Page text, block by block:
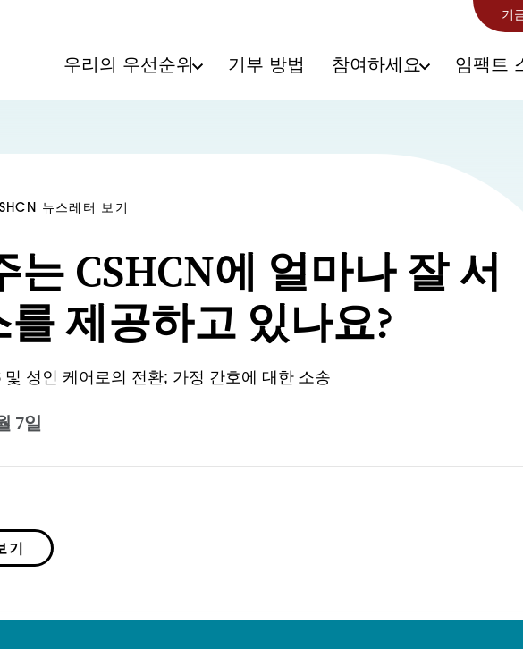
기
우리의 우선순위 기부 방법 참여하세요 임팩트
뉴스레터 보기
는 CSHCN에 얼마나 잘 서
를 제공하고 있나요?
및 성인 케어로의 전환; 가정 간호에 대한 소송
7일
기